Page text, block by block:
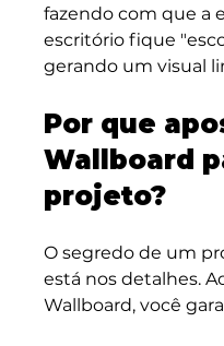
fazendo com que a
escritório fique
gerando um visual
Por que
Wallboard
projeto?
O segredo de um
está nos detalhes.
Wallboard, você